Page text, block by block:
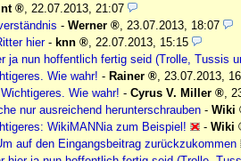
, 22.07.2013, 21:07
- Werner , 23.07.2013, 18:07
hier- knn , 22.07.2013, 15:15
ja nun hoffentlich fertig seid (Trolle, Tussis
Wie wahr! - Rainer , 23.07.2013,
Wie wahr! - Cyrus V. Miller ,
nur ausreichend herunterschrauben - Wiki
WikiMANNia zum Beispiel!
- Wiki
auf den Eingangsbeitrag zurückzukommen